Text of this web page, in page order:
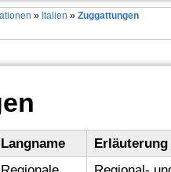
» Italien »Zuggattungen
Langname Erläuterung